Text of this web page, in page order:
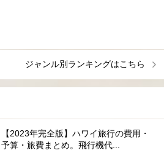
ジャンル別ランキングはこちら
【2023年完全版】ハワイ旅行の費用・
予算・旅費まとめ。飛行機代...